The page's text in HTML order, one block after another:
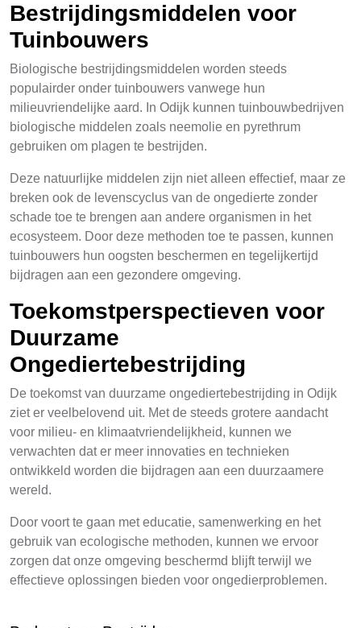
Bestrijdingsmiddelen voor
Tuinbouwers
Biologische bestrijdingsmiddelen worden steeds
populairder onder tuinbouwers vanwege hun
milieuvriendelijke aard. In Odijk kunnen tuinbouwbedrijven
biologische middelen zoals neemolie en pyrethrum
gebruiken om plagen te bestrijden.
Deze natuurlijke middelen zijn niet alleen effectief, maar ze
breken ook de levenscyclus van de ongedierte zonder
schade toe te brengen aan andere organismen in het
ecosysteem. Door deze methoden toe te passen, kunnen
tuinbouwers hun oogsten beschermen en tegelijkertijd
bijdragen aan een gezondere omgeving.
Toekomstperspectieven voor
Duurzame
Ongediertebestrijding
De toekomst van duurzame ongediertebestrijding in Odijk
ziet er veelbelovend uit. Met de steeds grotere aandacht
voor milieu- en klimaatvriendelijkheid, kunnen we
verwachten dat er meer innovaties en technieken
ontwikkeld worden die bijdragen aan een duurzaamere
wereld.
Door voort te gaan met educatie, samenwerking en het
gebruik van ecologische methoden, kunnen we ervoor
zorgen dat onze omgeving beschermd blijft terwijl we
effectieve oplossingen bieden voor ongedierproblemen.